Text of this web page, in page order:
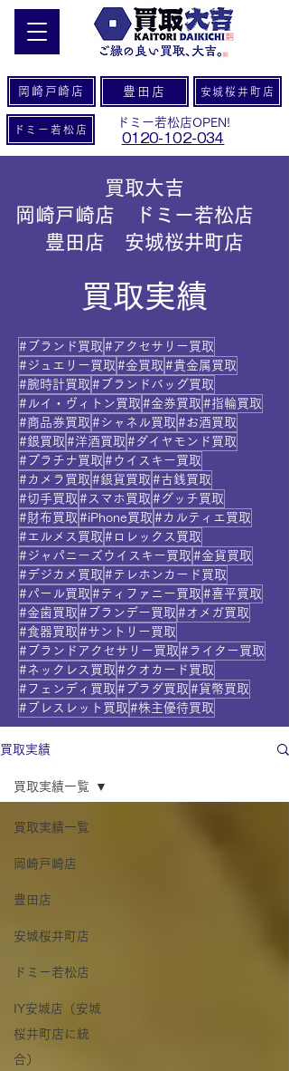
岡崎戸崎店 豊田店 安城桜井町店
ドミー若松店
ドミー若松店OPEN!
0120-102-034
買取大吉
岡崎戸崎店 ドミー若松店
豊田店 安城桜井町店
買取実績
#ブランド買取 #アクセサリー買取
#ジュエリー買取 #金買取 #貴金属買取
#腕時計買取 #ブランドバッグ買取
#ルイ・ヴィトン買取 #金券買取 #指輪買取
#商品券買取 #シャネル買取 #お酒買取
#銀買取 #洋酒買取 #ダイヤモンド買取
#プラチナ買取 #ウイスキー買取
#カメラ買取 #銀貨買取 #古銭買取
#切手買取 #スマホ買取 #グッチ買取
#財布買取 #iPhone買取 #カルティエ買取
#エルメス買取 #ロレックス買取
#ジャパニーズウイスキー買取 #金貨買取
#デジカメ買取 #テレホンカード買取
#パール買取 #ティファニー買取 #喜平買取
#金歯買取 #ブランデー買取 #オメガ買取
#食器買取 #サントリー買取
#ブランドアクセサリー買取 #ライター買取
#ネックレス買取 #クオカード買取
#フェンディ買取 #プラダ買取 #貨幣買取
#ブレスレット買取 #株主優待買取
買取実績
買取実績一覧
岡崎戸崎店
豊田店
安城桜井町店
ドミー若松店
IY安城店（安城
桜井町店に統
合）
買取実績一覧